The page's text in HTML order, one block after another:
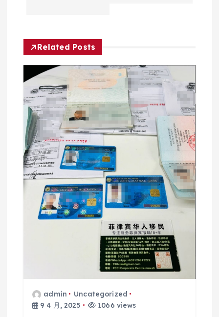
Related Posts
admin
Uncategorized
9 4 月, 2025
1066 views